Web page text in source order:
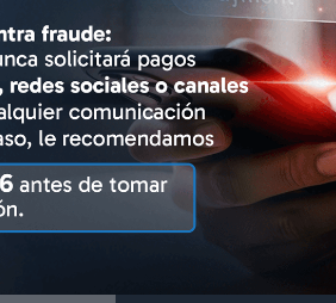
y
Conócenos Editorial